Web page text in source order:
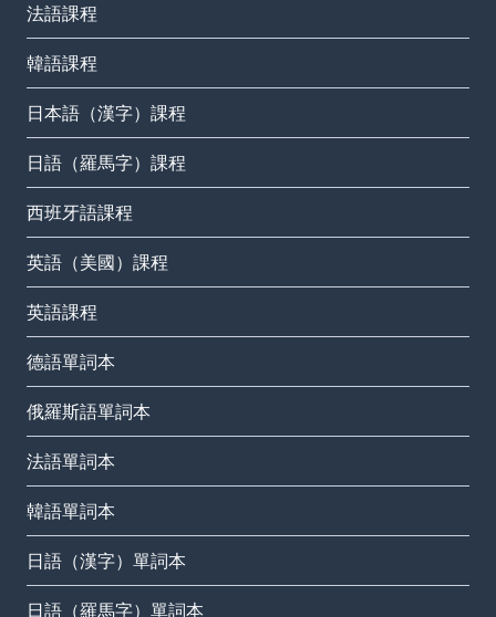
法語課程
韓語課程
日本語（漢字）課程
日語（羅馬字）課程
西班牙語課程
英語（美國）課程
英語課程
德語單詞本
俄羅斯語單詞本
法語單詞本
韓語單詞本
日語（漢字）單詞本
日語（羅馬字）單詞本